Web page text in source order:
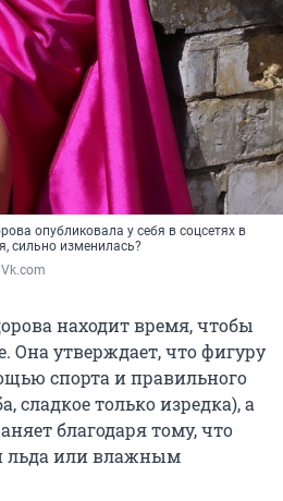
опубликовала у себя в соцсетях в
сильно изменилась?
находит время, чтобы
Она утверждает, что фигуру
спорта и правильного
сладкое только изредка), а
благодаря тому, что
льда или влажным